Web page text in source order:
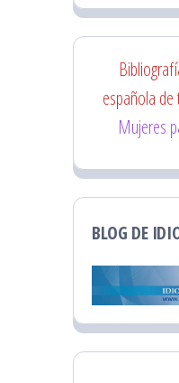
española
Mujeres
BLOG DE